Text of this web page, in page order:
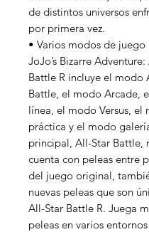
de distintos universos
por primera vez.
• Varios modos de juego
JoJo’s Bizarre
Battle R incluye el modo
Battle, el modo Arcade,
línea, el modo Versus, el
práctica y el modo
principal, All-Star Battle,
cuenta con peleas entre
del juego original,
nuevas peleas que son
All-Star Battle R. Juega
peleas en varios